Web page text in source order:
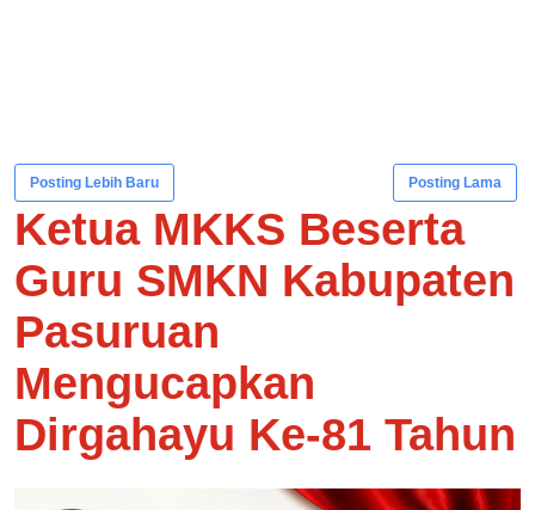
Posting Lebih Baru Posting Lama
Ketua MKKS Beserta
Guru SMKN Kabupaten
Pasuruan
Mengucapkan
Dirgahayu Ke-81 Tahun